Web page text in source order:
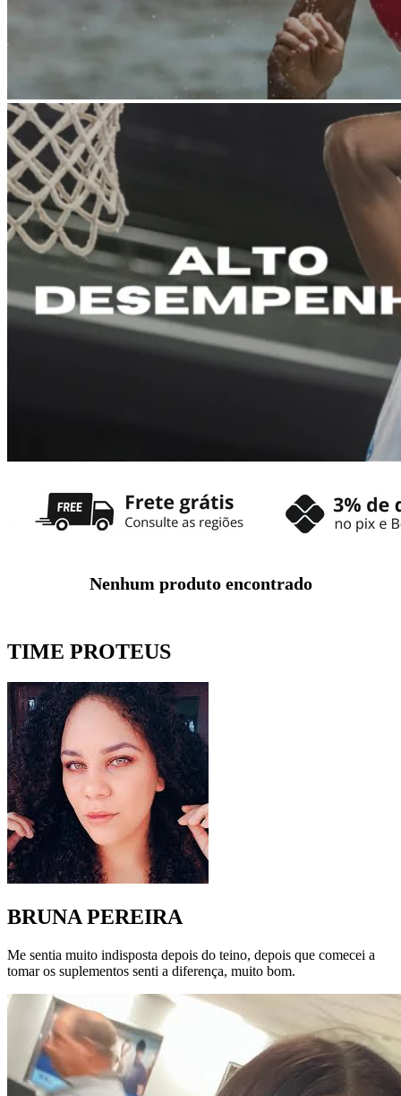
Nenhum produto encontrado
TIME PROTEUS
BRUNA PEREIRA
Me sentia muito indisposta depois do teino, depois que comecei a
tomar os suplementos senti a diferença, muito bom.